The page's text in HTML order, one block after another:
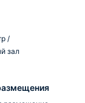
/
зал